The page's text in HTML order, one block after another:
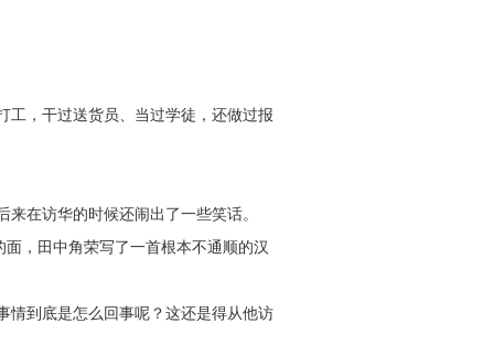
工，干过送货员、当过学徒，还做过报
在访华的时候还闹出了一些笑话。
，田中角荣写了一首根本不通顺的汉
情到底是怎么回事呢？这还是得从他访